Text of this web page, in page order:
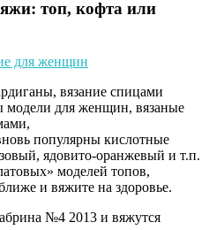
топ, кофта или
для женщин
популярны кислотные
ядовито-оранжевый и т.п.
моделей топов,
и вяжите на здоровье.
№4 2013 и вяжутся